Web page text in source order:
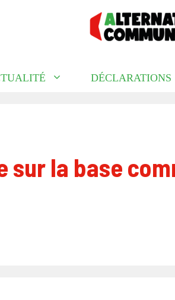
DÉCLARATIONS
sur la base